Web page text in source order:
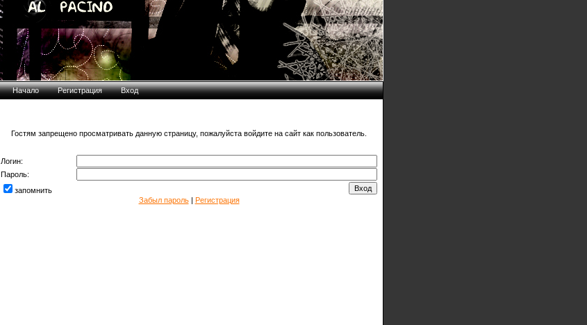
Начало Регистрация Вход
Гостям запрещено просматривать данную страницу, пожалуйста войдите на сайт как пользователь.
Логин:
Пароль:
запомнить
Забыл пароль| Регистрация